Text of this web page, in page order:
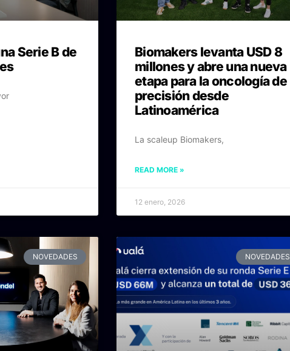
Serie B de
Biomakers levanta USD 8
millones y abre una nueva
etapa para la oncología de
precisión desde
Latinoamérica
La scaleup Biomakers,
READ MORE »
12 enero, 2026
NOVEDADES NOVEDADES